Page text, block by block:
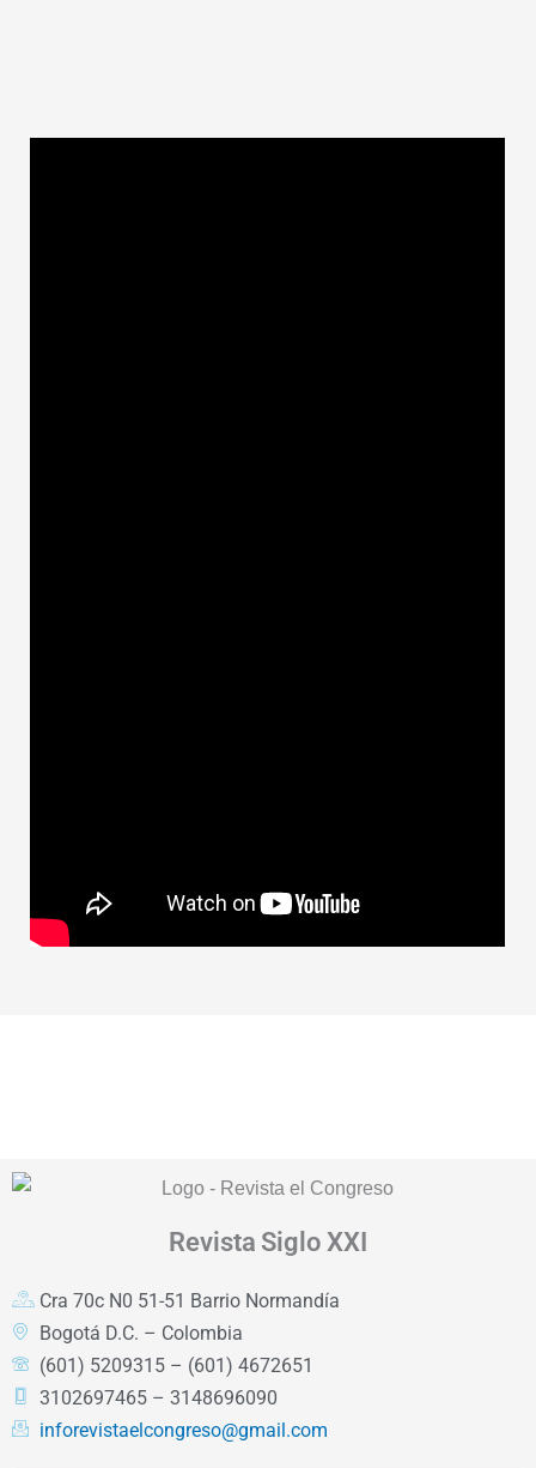
Revista Siglo XXI
Cra 70c N0 51-51 Barrio Normandía
Bogotá D.C. – Colombia
(601) 5209315 – (601) 4672651
3102697465 – 3148696090
inforevistaelcongreso@gmail.com